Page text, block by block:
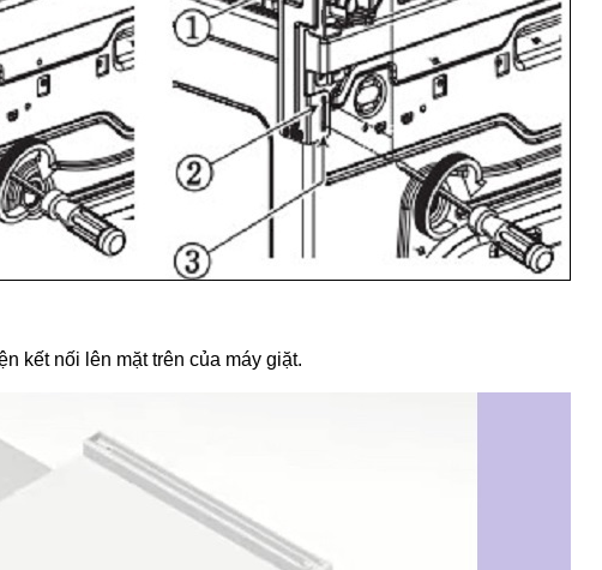
kết nối lên mặt trên của máy giặt.